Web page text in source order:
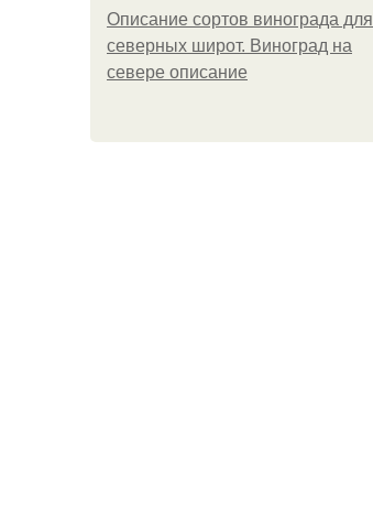
Описание сортов винограда для
северных широт. Виноград на
севере описание